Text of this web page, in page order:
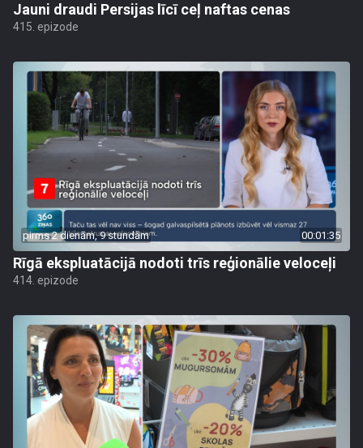
Jauni draudi Persijas līcī ceļ naftas cenas
415. epizode
pirms 2 dienām, 9 stundām 00:01:35
Rīgā ekspluatācijā nodoti trīs reģionālie veloceļi
414. epizode